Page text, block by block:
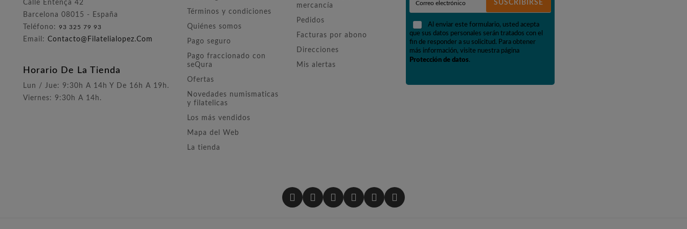
Calle Entença 42
Barcelona 08015 - España
Teléfono: 93 325 79 93
Email: Contacto@filatelialopez.com
Horario De La Tienda
Lun / Jue: 9:30h A 14h Y De 16h A 19h.
Viernes: 9:30h A 14h.
Términos y condiciones
Quiénes somos
Pago seguro
Pago fraccionado con
seQura
Ofertas
Novedades numismaticas
y filatelicas
Los más vendidos
Mapa del Web
La tienda
mercancía
Pedidos
Facturas por abono
Direcciones
Mis alertas
SUSCRIBIRSE
Al enviar este formulario, usted acepta
que sus datos personales serán tratados con el
fin de responder a su solicitud. Para obtener
más información, visite nuestra página
Protección de datos.